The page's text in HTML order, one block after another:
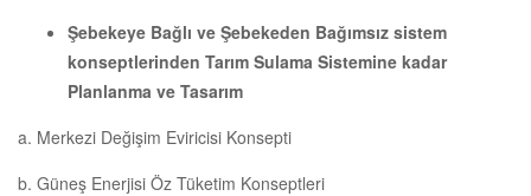
Şebekeye Bağlı ve Şebekeden Bağımsız sistem
konseptlerinden Tarım Sulama Sistemine kadar
Planlanma ve Tasarım
a. Merkezi Değişim Eviricisi Konsepti
b. Güneş Enerjisi Öz Tüketim Konseptleri